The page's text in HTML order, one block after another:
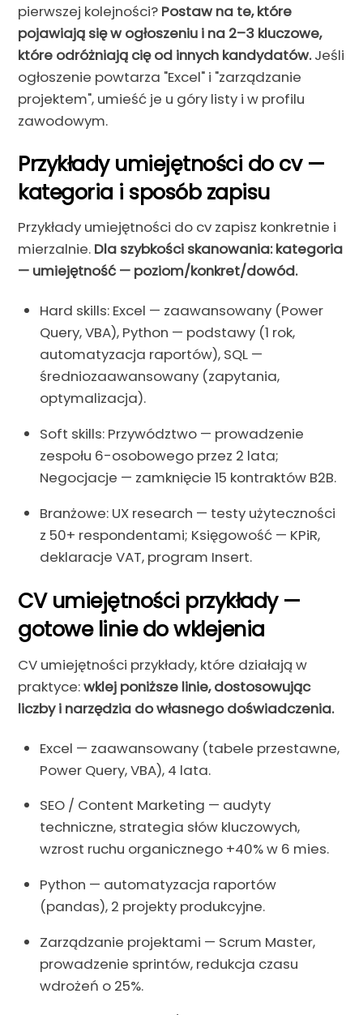
pierwszej kolejności? Postaw na te, które
pojawiają się w ogłoszeniu i na 2–3 kluczowe,
które odróżniają cię od innych kandydatów.Jeśli
ogłoszenie powtarza "Excel" i "zarządzanie
projektem", umieść je u góry listy i w profilu
zawodowym.
Przykłady umiejętności do cv —
kategoria i sposób zapisu
Przykłady umiejętności do cv zapisz konkretnie i
mierzalnie. Dla szybkości skanowania: kategoria
— umiejętność — poziom/konkret/dowód.
Hard skills: Excel — zaawansowany (Power
Query, VBA), Python — podstawy (1 rok,
automatyzacja raportów), SQL —
średniozaawansowany (zapytania,
optymalizacja).
Soft skills: Przywództwo — prowadzenie
zespołu 6-osobowego przez 2 lata;
Negocjacje — zamknięcie 15 kontraktów B2B.
Branżowe: UX research — testy użyteczności
z 50+ respondentami; Księgowość — KPiR,
deklaracje VAT, program Insert.
CV umiejętności przykłady —
gotowe linie do wklejenia
CV umiejętności przykłady, które działają w
praktyce:wklej poniższe linie, dostosowując
liczby i narzędzia do własnego doświadczenia.
Excel — zaawansowany (tabele przestawne,
Power Query, VBA), 4 lata.
SEO / Content Marketing — audyty
techniczne, strategia słów kluczowych,
wzrost ruchu organicznego +40% w 6 mies.
Python — automatyzacja raportów
(pandas), 2 projekty produkcyjne.
Zarządzanie projektami — Scrum Master,
prowadzenie sprintów, redukcja czasu
wdrożeń o 25%.